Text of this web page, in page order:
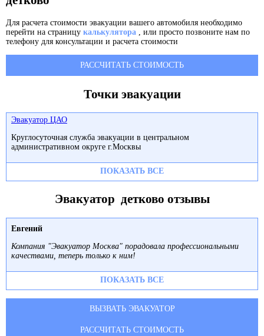
Для расчета стоимости эвакуации вашего автомобиля необходимо
перейти на страницу калькулятора , или просто позвоните нам по
телефону для консультации и расчета стоимости
РАССЧИТАТЬ СТОИМОСТЬ
Точки эвакуации
Эвакуатор ЦАО
Круглосуточная служба эвакуации в центральном
административном округе г.Москвы
ПОКАЗАТЬ ВСЕ
Эвакуатор детково отзывы
Евгений
Компания "Эвакуатор Москва" порадовала профессиональными
качествами, теперь только к ним!
ПОКАЗАТЬ ВСЕ
ВЫЗВАТЬ ЭВАКУАТОР
РАССЧИТАТЬ СТОИМОСТЬ